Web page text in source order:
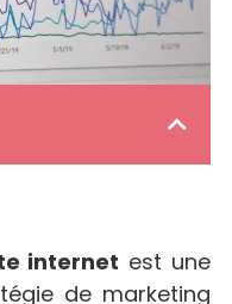
internet est une
de marketing